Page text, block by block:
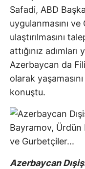
Safadi, ABD
uygulanmasını ve
ulaştırılmasını
attığınız
Azerbaycan da
olarak
konuştu.
Azerbaycan